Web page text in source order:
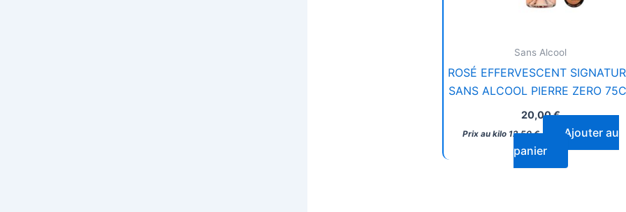
Sans Alcool
ROSÉ EFFERVESCENT
SANS ALCOOL PIERRE ZERO
20,00€
Prix au kilo 12,50€
Ajouter au
panier